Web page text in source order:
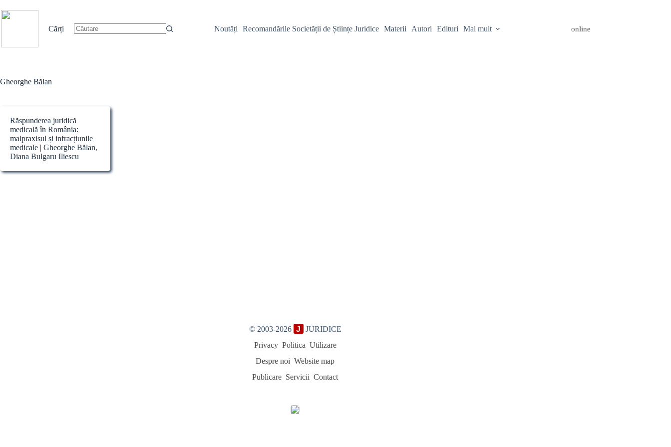
la
conținut
Cărți
Noutăți Recomandările Societății de Științe Juridice Materii Autori Edituri Mai mult online
Gheorghe Bălan
Răspunderea juridică
medicală în România:
malpraxisul și infracțiunile
medicale | Gheorghe Bălan,
Diana Bulgaru Iliescu
© 2003-2026 J
JURIDICE
Privacy Politica Utilizare
Despre noi Website map
Publicare Servicii Contact